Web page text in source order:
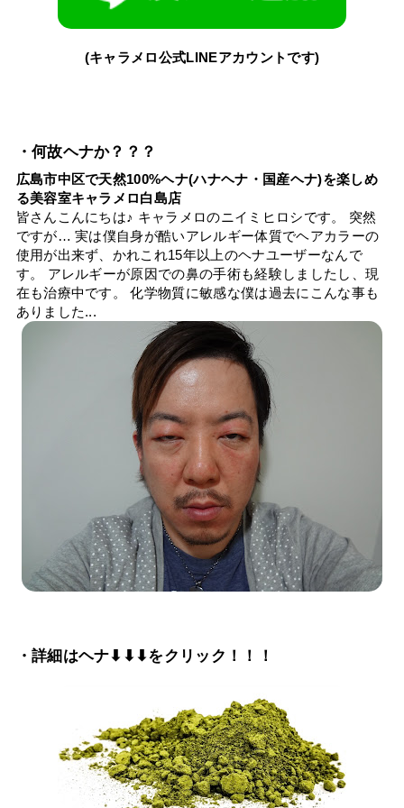
(キャラメロ公式LINEアカウントです)
・何故ヘナか？？？
広島市中区で天然100%ヘナ(ハナヘナ・国産ヘナ)を楽しめ
る美容室キャラメロ白島店
皆さんこんにちは♪ キャラメロのニイミヒロシです。 突然
ですが… 実は僕自身が酷いアレルギー体質でヘアカラーの
使用が出来ず、かれこれ15年以上のヘナユーザーなんで
す。 アレルギーが原因での鼻の手術も経験しましたし、現
在も治療中です。 化学物質に敏感な僕は過去にこんな事も
ありました...
・詳細はヘナ⬇⬇⬇をクリック！！！